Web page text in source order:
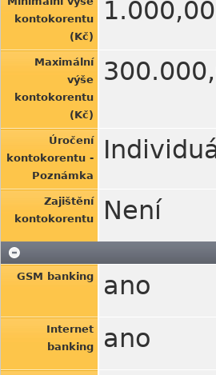
kontokorentu
(Kč)
1.000,00
Maximální
výše
kontokorentu
(Kč)
Úročení
kontokorentu -
Poznámka
Zajištění
kontokorentu
Není
GSM banking ano
Internet
banking
ano